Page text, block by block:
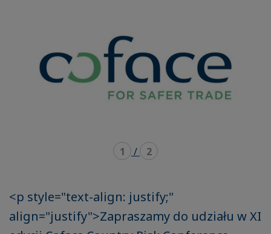
1 / 2
<p style="text-align: justify;"
align="justify">Zapraszamy do udziału w XI